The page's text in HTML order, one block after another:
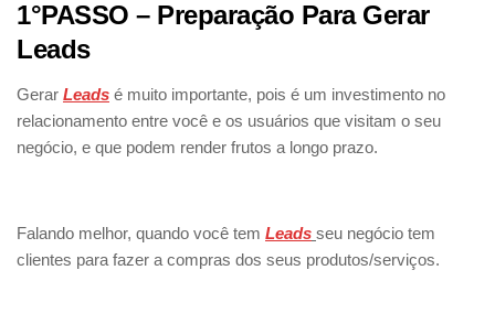
1°PASSO – Preparação Para Gerar
Leads
Gerar Leads é muito importante, pois é um investimento no
relacionamento entre você e os usuários que visitam o seu
negócio, e que podem render frutos a longo prazo.
Falando melhor, quando você tem Leads seu negócio tem
clientes para fazer a compras dos seus produtos/serviços.